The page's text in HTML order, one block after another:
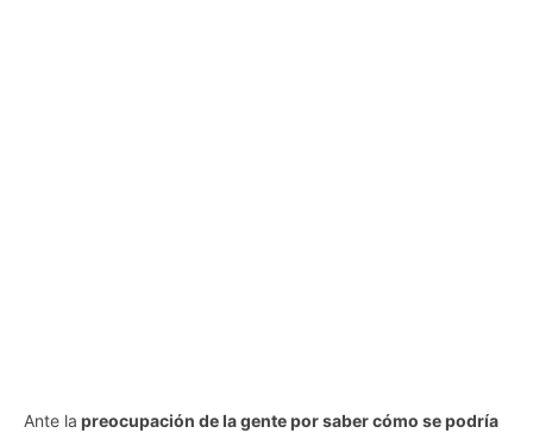
Ante la preocupación de la gente por saber cómo se podría